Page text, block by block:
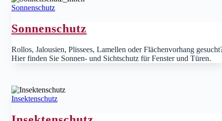
Sonnenschutz
Sonnenschutz
Rollos, Jalousien, Plissees, Lamellen oder Flächenvorhang
Hier finden Sie Sonnen- und Sichtschutz für Fenster und Türen.
Insektenschutz